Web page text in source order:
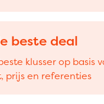
beste deal
klusser op basis
prijs en referenties